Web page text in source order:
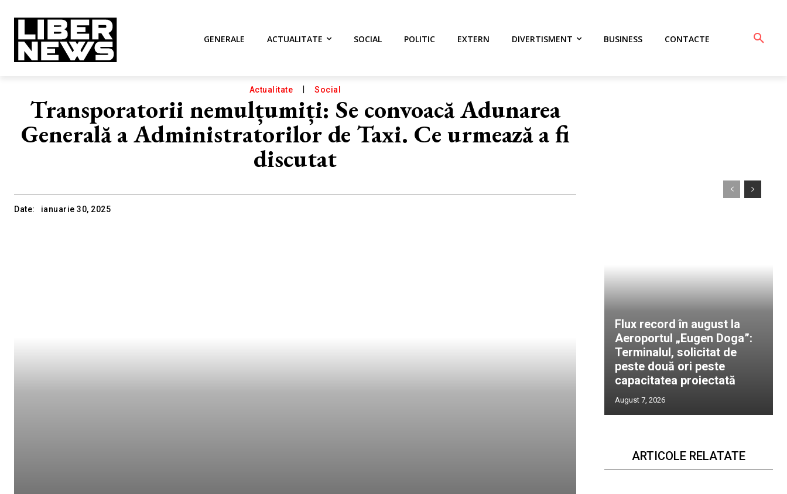
GENERALE ACTUALITATE SOCIAL POLITIC EXTERN DIVERTISMENT BUSINESS CONTACTE
Actualitate Social
Transporatorii nemulțumiți: Se convoacă Adunarea
Generală a Administratorilor de Taxi. Ce urmează a fi
discutat
Date: ianuarie 30, 2025
Flux record în august la
Aeroportul „Eugen Doga”:
Terminalul, solicitat de
peste două ori peste
capacitatea proiectată
August 7, 2026
ARTICOLE RELATATE